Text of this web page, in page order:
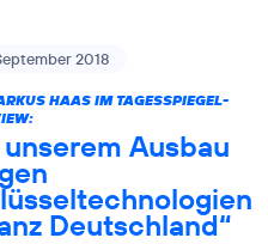
2018
HAAS IM TAGESSPIEGEL-
unserem Ausbau
Deutschland“